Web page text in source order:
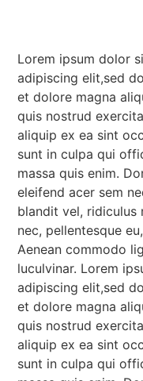
Lorem ipsum dolor
adipiscing elit,sed
et dolore magna
quis nostrud
aliquip ex ea sint
sunt in culpa qui
massa quis enim.
eleifend acer sem
blandit vel, ridiculus
nec, pellentesque
Aenean commodo
luculvinar. Lorem
adipiscing elit,sed
et dolore magna
quis nostrud
aliquip ex ea sint
sunt in culpa qui